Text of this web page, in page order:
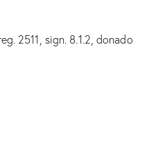
2511, sign. 8.1.2, donado